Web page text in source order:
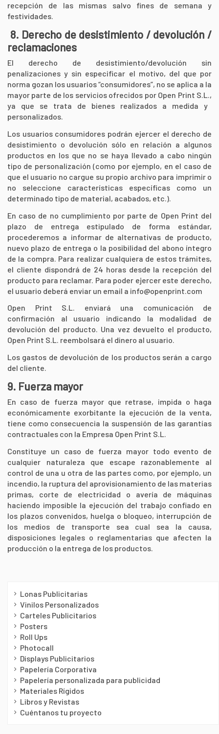
recepción de las mismas salvo fines de semana y
festividades.
8. Derecho de desistimiento / devolución /
reclamaciones
El derecho de desistimiento/devolución sin
penalizaciones y sin especificar el motivo, del que por
norma gozan los usuarios “consumidores”, no se aplica a la
mayor parte de los servicios ofrecidos por Open Print S.L.,
ya que se trata de bienes realizados a medida y
personalizados.
Los usuarios consumidores podrán ejercer el derecho de
desistimiento o devolución sólo en relación a algunos
productos en los que no se haya llevado a cabo ningún
tipo de personalización (como por ejemplo, en el caso de
que el usuario no cargue su propio archivo para imprimir o
no seleccione características específicas como un
determinado tipo de material, acabados, etc.).
En caso de no cumplimiento por parte de Open Print del
plazo de entrega estipulado de forma estándar,
procederemos a informar de alternativas de producto,
nuevo plazo de entrega o la posibilidad del abono íntegro
de la compra. Para realizar cualquiera de estos trámites,
el cliente dispondrá de 24 horas desde la recepción del
producto para reclamar. Para poder ejercer este derecho,
el usuario deberá enviar un email a info@openprint.com
Open Print S.L. enviará una comunicación de
confirmación al usuario indicando la modalidad de
devolución del producto. Una vez devuelto el producto,
Open Print S.L. reembolsará el dinero al usuario.
Los gastos de devolución de los productos serán a cargo
del cliente.
9. Fuerza mayor
En caso de fuerza mayor que retrase, impida o haga
económicamente exorbitante la ejecución de la venta,
tiene como consecuencia la suspensión de las garantías
contractuales con la Empresa Open Print S.L.
Constituye un caso de fuerza mayor todo evento de
cualquier naturaleza que escape razonablemente al
control de una u otra de las partes como, por ejemplo, un
incendio, la ruptura del aprovisionamiento de las materias
primas, corte de electricidad o avería de máquinas
haciendo imposible la ejecución del trabajo confiado en
los plazos convenidos, huelga o bloqueo, interrupción de
los medios de transporte sea cual sea la causa,
disposiciones legales o reglamentarias que afecten la
producción o la entrega de los productos.
Lonas Publicitarias
Vinilos Personalizados
Carteles Publicitarios
Posters
Roll Ups
Photocall
Displays Publicitarios
Papelería Corporativa
Papelería personalizada para publicidad
Materiales Rígidos
Libros y Revistas
Cuéntanos tu proyecto